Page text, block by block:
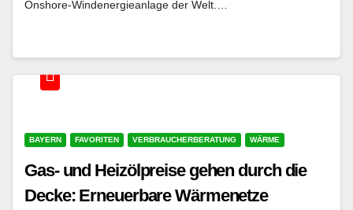
Onshore-Windenergieanlage der Welt.…
BAYERN FAVORITEN VERBRAUCHERBERATUNG WÄRME
Gas- und Heizölpreise gehen durch die
Decke: Erneuerbare Wärmenetze